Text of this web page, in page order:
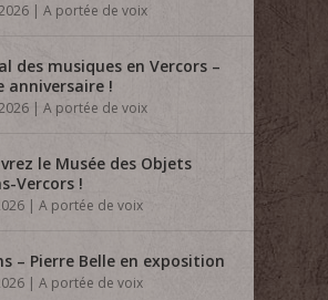
|A portée de voix
des musiques en Vercors –
anniversaire !
|A portée de voix
le Musée des Objets
Vercors !
|A portée de voix
– Pierre Belle en exposition
|A portée de voix